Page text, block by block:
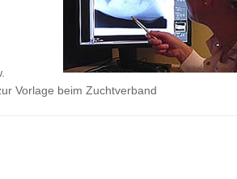
Vorlage beim Zuchtverband